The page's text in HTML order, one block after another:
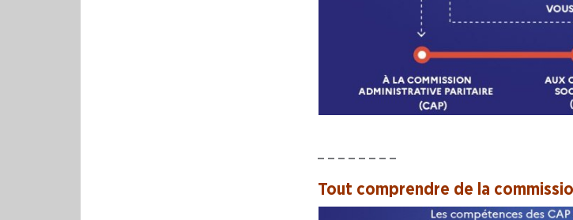
– – – – – – – –
Tout comprendre de la